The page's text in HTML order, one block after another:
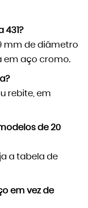
431?
mm de diâmetro
em aço cromo.
rebite, em
de 20
a tabela de
em vez de